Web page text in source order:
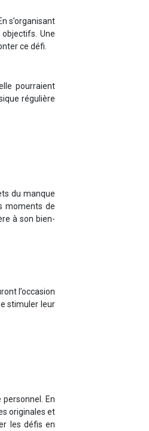
s’organisant
Une
ce défi.
pourraient
régulière
du manque
moments de
à son bien-
l’occasion
stimuler leur
En
originales et
les défis en